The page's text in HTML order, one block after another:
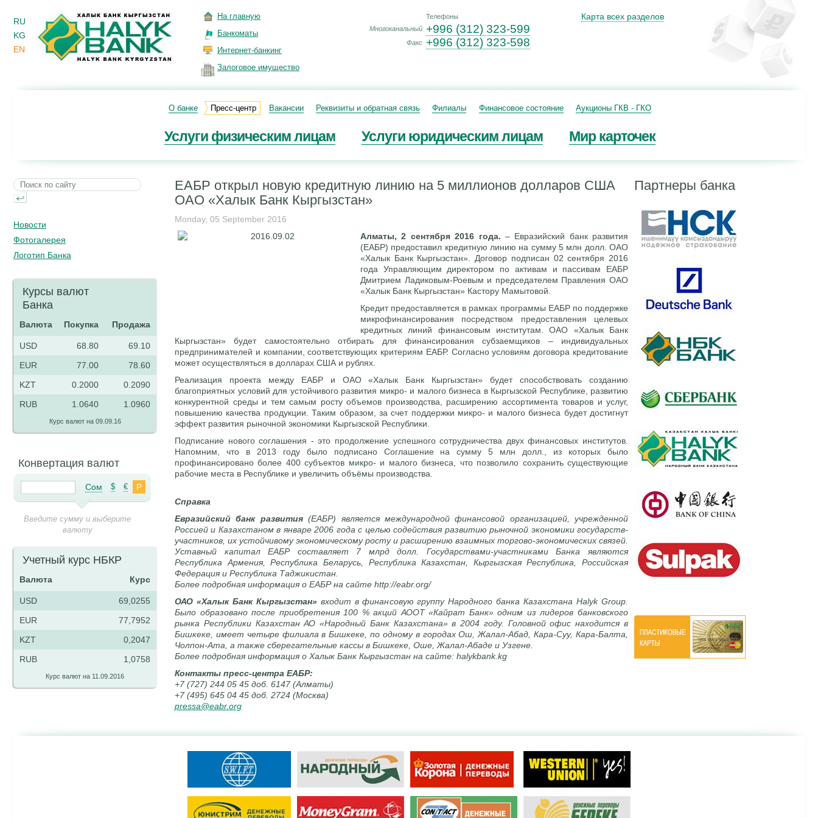
RU
KG
EN
На главную
Банкоматы
Интернет-банкинг
Залоговое имущество
Многоканальный
Факс
Телефоны
+996 (312) 323-599
+996 (312) 323-598
Карта всех разделов
О банке Пресс-центр Вакансии Реквизиты и обратная связь Филиалы Финансовое состояние Аукционы ГКВ - ГКО
Услуги физическим лицам Услуги юридическим лицам Мир карточек
ЕАБР открыл новую кредитную линию на 5 миллионов долларов США
ОАО «Халык Банк Кыргызстан»
Monday, 05 September 2016
Алматы, 2 сентября 2016 года. – Евразийский банк развития
(ЕАБР) предоставил кредитную линию на сумму 5 млн долл. ОАО
«Халык Банк Кыргызстан». Договор подписан 02 сентября 2016
года Управляющим директором по активам и пассивам ЕАБР
Дмитрием Ладиковым-Роевым и председателем Правления ОАО
«Халык Банк Кыргызстан» Кастору Мамытовой.
Кредит предоставляется в рамках программы ЕАБР по поддержке
микрофинансирования посредством предоставления целевых
кредитных линий финансовым институтам. ОАО «Халык Банк
Кыргызстан» будет самостоятельно отбирать для финансирования субзаемщиков – индивидуальных
предпринимателей и компании, соответствующих критериям ЕАБР. Согласно условиям договора кредитование
может осуществляться в долларах США и рублях.
Реализация проекта между ЕАБР и ОАО «Халык Банк Кыргызстан» будет способствовать созданию
благоприятных условий для устойчивого развития микро- и малого бизнеса в Кыргызской Республике, развитию
конкурентной среды и тем самым росту объемов производства, расширению ассортимента товаров и услуг,
повышению качества продукции. Таким образом, за счет поддержки микро- и малого бизнеса будет достигнут
эффект развития рыночной экономики Кыргызской Республики.
Подписание нового соглашения - это продолжение успешного сотрудничества двух финансовых институтов.
Напомним, что в 2013 году было подписано Соглашение на сумму 5 млн долл., из которых было
профинансировано более 400 субъектов микро- и малого бизнеса, что позволило сохранить существующие
рабочие места в Республике и увеличить объёмы производства.
Справка
Евразийский банк развития(ЕАБР) является международной финансовой организацией, учрежденной
Россией и Казахстаном в январе 2006 года с целью содействия развитию рыночной экономики государств-
участников, их устойчивому экономическому росту и расширению взаимных торгово-экономических связей.
Уставный капитал ЕАБР составляет 7 млрд долл. Государствами-участниками Банка являются
Республика Армения, Республика Беларусь, Республика Казахстан, Кыргызская Республика, Российская
Федерация и Республика Таджикистан.
Более подробная информация о ЕАБР на сайте http://eabr.org/
ОАО «Халык Банк Кыргызстан»входит в финансовую группу Народного банка Казахстана Halyk Group.
Было образовано после приобретения 100 % акций АООТ «Кайрат Банк» одним из лидеров банковского
рынка Республики Казахстан АО «Народный Банк Казахстана» в 2004 году. Головной офис находится в
Бишкеке, имеет четыре филиала в Бишкеке, по одному в городах Ош, Жалал-Абад, Кара-Суу, Кара-Балта,
Чолпон-Ата, а также сберегательные кассы в Бишкеке, Оше, Жалал-Абаде и Узгене.
Более подробная информация о Халык Банк Кыргызстан на сайте: halykbank.kg
Контакты пресс-центра ЕАБР:
+7 (727) 244 05 45 доб. 6147 (Алматы)
+7 (495) 645 04 45 доб. 2724 (Москва)
pressa@eabr.org
Новости
Фотогалерея
Логотип Банка
Курсы валют
Банка
Валюта Покупка Продажа
USD 68.80
69.10
EUR
77.00
78.60
KZT
0.2000
0.2090
RUB
1.0640 1.0960
Курс валют на 09.09.16
Конвертация валют
Сом $ € Р
Введите сумму и выберите
валюту
Учетный курс НБКР
Валюта Курс
USD
69,0255
EUR
77,7952
KZT
0,2047
RUB
1,0758
Курс валют на 11.09.2016
Партнеры банка